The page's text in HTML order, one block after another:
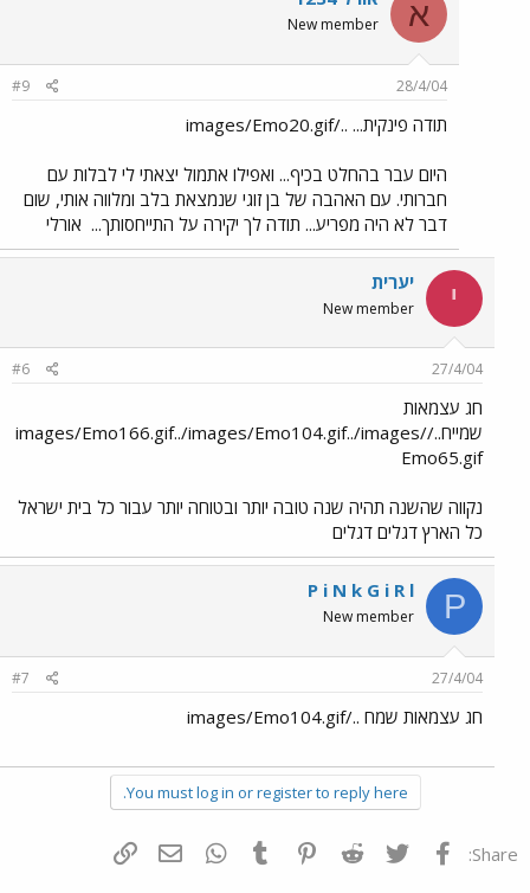
א New member
28/4/04
#9
תודה פינקית... ../images/Emo20.gif
היום עבר בהחלט בכיף... ואפילו אתמול יצאתי לי לבלות עם
חברותי. עם האהבה של בן זוגי שנמצאת בלב ומלווה אותי, שום
דבר לא היה מפריע... תודה לך יקירה על התייחסותך... אורלי
י יערית
New member
27/4/04
#6
חג עצמאות
שמייח../images/Emo166.gif../images/Emo104.gif../images/
Emo65.gif
נקווה שהשנה תהיה שנה טובה יותר ובטוחה יותר עבור כל בית ישראל
כל הארץ דגלים דגלים
P
P i N k G i R l
New member
27/4/04
#7
חג עצמאות שמח ../images/Emo104.gif
You must log in or register to reply here.
Share: פייסבוק Twitter
Reddit
Pinterest
Tumblr
WhatsAppדואר אלקטרוני